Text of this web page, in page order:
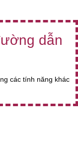
dẫn
các tính năng khác